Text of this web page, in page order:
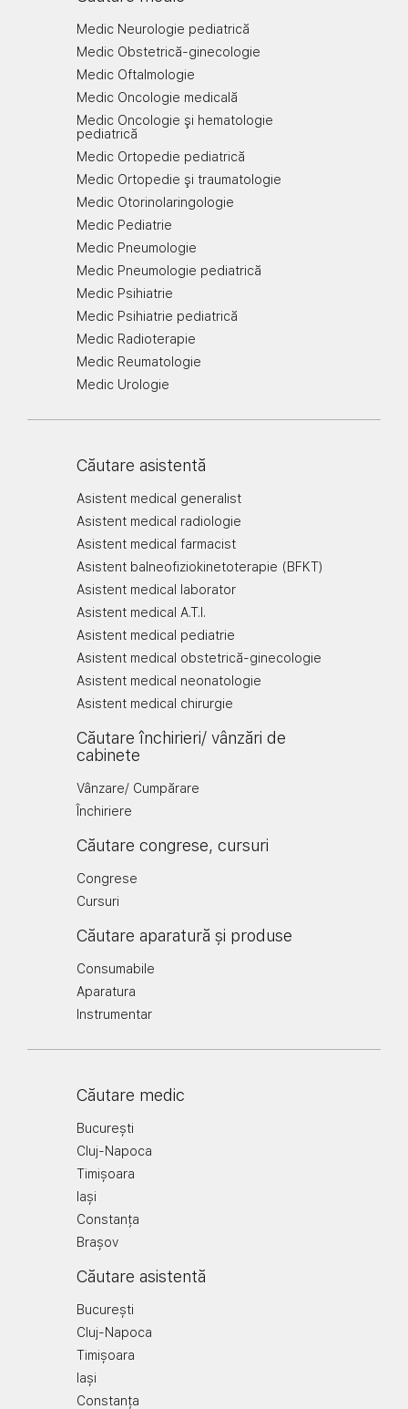
Medic Neurologie pediatrică
Medic Obstetrică-ginecologie
Medic Oftalmologie
Medic Oncologie medicală
Medic Oncologie şi hematologie
pediatrică
Medic Ortopedie pediatrică
Medic Ortopedie şi traumatologie
Medic Otorinolaringologie
Medic Pediatrie
Medic Pneumologie
Medic Pneumologie pediatrică
Medic Psihiatrie
Medic Psihiatrie pediatrică
Medic Radioterapie
Medic Reumatologie
Medic Urologie
Căutare asistentă
Asistent medical generalist
Asistent medical radiologie
Asistent medical farmacist
Asistent balneofiziokinetoterapie (BFKT)
Asistent medical laborator
Asistent medical A.T.I.
Asistent medical pediatrie
Asistent medical obstetrică-ginecologie
Asistent medical neonatologie
Asistent medical chirurgie
Căutare închirieri/ vânzări de
cabinete
Vânzare/ Cumpărare
Închiriere
Căutare congrese, cursuri
Congrese
Cursuri
Căutare aparatură și produse
Consumabile
Aparatura
Instrumentar
Căutare medic
București
Cluj-Napoca
Timișoara
Iași
Constanța
Brașov
Căutare asistentă
București
Cluj-Napoca
Timișoara
Iași
Constanța